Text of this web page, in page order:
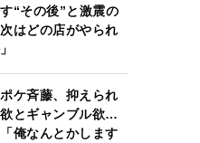
“その後”と激震の
はどの店がやられ
ケ斉藤、抑えられ
とギャンブル欲…
俺なんとかします